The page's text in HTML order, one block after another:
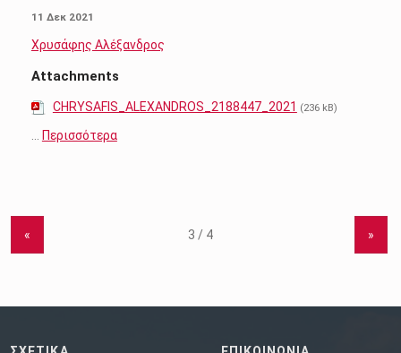
11 Δεκ 2021
Χρυσάφης Αλέξανδρος
Attachments
CHRYSAFIS_ALEXANDROS_2188447_2021 (236 kB)
… Περισσότερα
« »